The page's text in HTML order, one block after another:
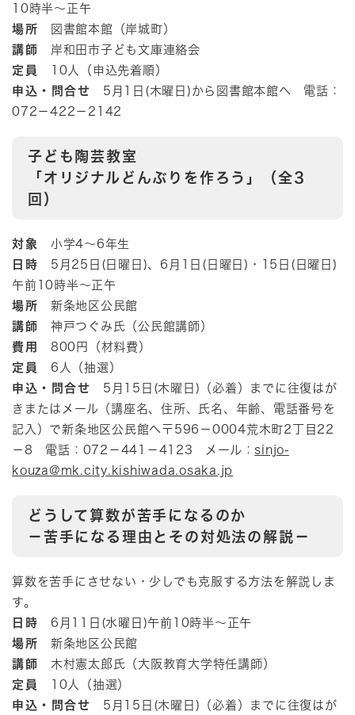
10時半～正午
場所 図書館本館（岸城町）
講師 岸和田市子ども文庫連絡会
定員
10人（申込先着順）
申込・問合せ 5月1日(木曜日)から図書館本館へ 電話：
072－422－2142
子ども陶芸教室
「オリジナルどんぶりを作ろう」（全3
回）
対象
小学4～6年生
日時 5月25日(日曜日)、6月1日(日曜日)・15日(日曜日)
午前10時半～正午
場所 新条地区公民館
講師 神戸つぐみ氏（公民館講師）
費用
800円（材料費）
定員
6人（抽選）
申込・問合せ 5月15日(木曜日)（必着）までに往復はが
きまたはメール（講座名、住所、氏名、年齢、電話番号を
記入）で新条地区公民館へ〒596－0004荒木町2丁目22
－8 電話：072－441－4123 メール：sinjo-
kouza@mk.city.kishiwada.osaka.jp
どうして算数が苦手になるのか
－苦手になる理由とその対処法の解説－
算数を苦手にさせない・少しでも克服する方法を解説しま
す。
日時 6月11日(水曜日)午前10時半～正午
場所 新条地区公民館
講師 木村憲太郎氏（大阪教育大学特任講師）
定員
10人（抽選）
申込・問合せ 5月15日(木曜日)（必着）までに往復はが